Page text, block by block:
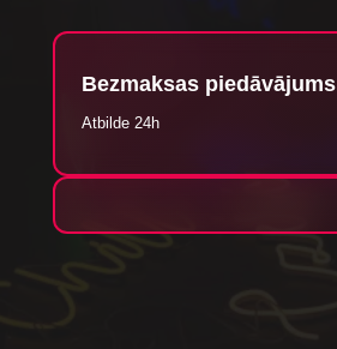
Bezmaksas piedāvājums
Atbilde 24h